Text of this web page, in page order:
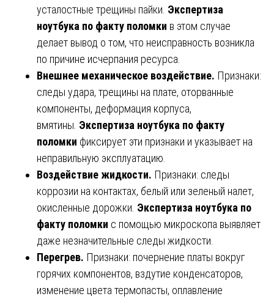
усталостные трещины пайки. Экспертиза
ноутбука по факту поломки в этом случае
делает вывод о том, что неисправность возникла
по причине исчерпания ресурса.
Внешнее механическое воздействие. Признаки:
следы удара, трещины на плате, оторванные
компоненты, деформация корпуса,
вмятины. Экспертиза ноутбука по факту
поломки фиксирует эти признаки и указывает на
неправильную эксплуатацию.
Воздействие жидкости. Признаки: следы
коррозии на контактах, белый или зеленый налет,
окисленные дорожки. Экспертиза ноутбука по
факту поломки с помощью микроскопа выявляет
даже незначительные следы жидкости.
Перегрев. Признаки: почернение платы вокруг
горячих компонентов, вздутие конденсаторов,
изменение цвета термопасты, оплавление